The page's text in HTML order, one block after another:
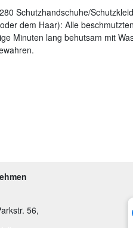
Schutzhandschuhe/
dem Haar): Alle
Minuten lang behutsam mit
56,